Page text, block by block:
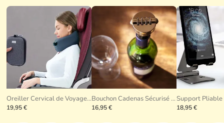
Oreiller Cervical de Voyage Pliable
19,95 €
Bouchon Cadenas Sécurisé Bottle Lock
16,95 € 18,95 €